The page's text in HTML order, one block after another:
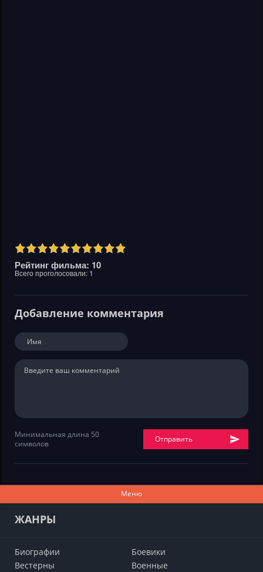
Рейтинг фильма: 10
Всего проголосовали: 1
Добавление комментария
Минимальная длина 50
символов
Отправить
Меню
ЖАНРЫ
Биографии
Боевики
Вестерны
Военные